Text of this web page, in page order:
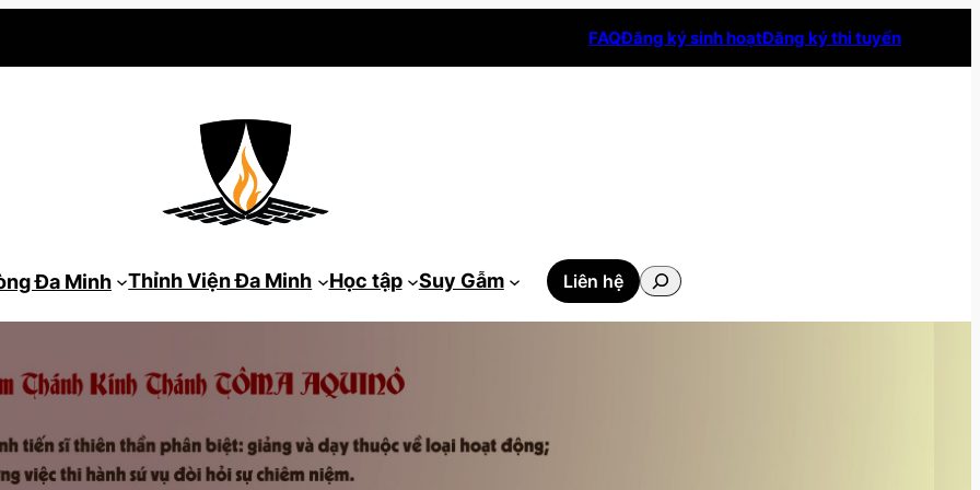
FAQĐăng ký sinh hoạtĐăng ký thi tuyển
Đa Minh Thỉnh Viện Đa Minh Học tập Suy Gẫm Liên hệ
Tìm
kiếm